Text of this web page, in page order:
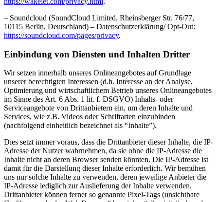
– Soundcloud (SoundCloud Limited, Rheinsberger Str. 76/77,
10115 Berlin, Deutschland) – Datenschutzerklärung/ Opt-Out:
https://soundcloud.com/pages/privacy.
Einbindung von Diensten und Inhalten Dritter
Wir setzen innerhalb unseres Onlineangebotes auf Grundlage
unserer berechtigten Interessen (d.h. Interesse an der Analyse,
Optimierung und wirtschaftlichem Betrieb unseres Onlineangebotes
im Sinne des Art. 6 Abs. 1 lit. f. DSGVO) Inhalts- oder
Serviceangebote von Drittanbietern ein, um deren Inhalte und
Services, wie z.B. Videos oder Schriftarten einzubinden
(nachfolgend einheitlich bezeichnet als “Inhalte”).
Dies setzt immer voraus, dass die Drittanbieter dieser Inhalte, die IP-
Adresse der Nutzer wahrnehmen, da sie ohne die IP-Adresse die
Inhalte nicht an deren Browser senden könnten. Die IP-Adresse ist
damit für die Darstellung dieser Inhalte erforderlich. Wir bemühen
uns nur solche Inhalte zu verwenden, deren jeweilige Anbieter die
IP-Adresse lediglich zur Auslieferung der Inhalte verwenden.
Drittanbieter können ferner so genannte Pixel-Tags (unsichtbare